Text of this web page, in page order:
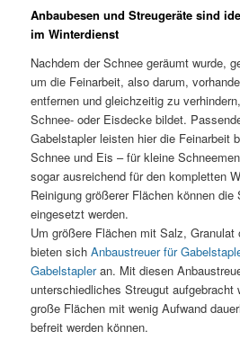
Anbaubesen und Streugeräte sind
im Winterdienst
Nachdem der Schnee geräumt wurde,
um die Feinarbeit, also darum,
entfernen und gleichzeitig zu
Schnee- oder Eisdecke bildet.
Gabelstapler leisten hier die Feinarbeit
Schnee und Eis – für kleine
sogar ausreichend für den kompletten
Reinigung größerer Flächen können die
eingesetzt werden.
Um größere Flächen mit Salz, Granulat
bieten sichAnbaustreuer für
Gabelstapleran. Mit diesen
unterschiedliches Streugut aufgebracht
große Flächen mit wenig Aufwand
befreit werden können.